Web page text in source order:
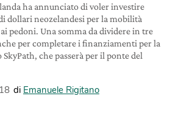
ha annunciato di voler investire
dollari neozelandesi per la mobilità
pedoni. Una somma da dividere in tre
per completare i finanziamenti per la
che passerà per il ponte del
di Emanuele Rigitano